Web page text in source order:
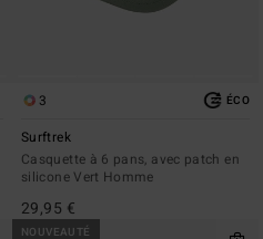
3 ÉCO
Surftrek
Casquette à 6 pans, avec patch en
silicone Vert Homme
29,95 €
NOUVEAUTÉ